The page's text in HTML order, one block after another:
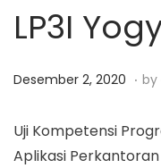
LP3I
P
s
t
Desember 2, 2020 D
s
e
. by
Uji Kompetensi
Aplikasi Perkantoran